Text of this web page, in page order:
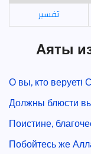
تفسير
Аяты
О вы, кто верует!
Должны блюсти
Поистине,
Побойтесь же